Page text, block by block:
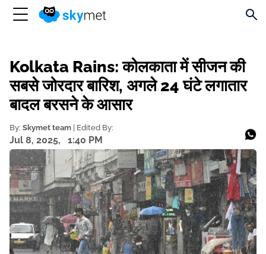
Kolkata Rains: कोलकाता में सीजन की
सबसे जोरदार बारिश, अगले 24 घंटे लगातार
बादल बरसने के आसार
By: Skymet team | Edited By:
Jul 8, 2025, 1:40 PM